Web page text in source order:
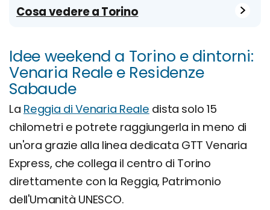
Cosa vedere a Torino
Idee weekend a Torino e dintorni:
Venaria Reale e Residenze
Sabaude
La Reggia di Venaria Reale dista solo 15
chilometri e potrete raggiungerla in meno di
un'ora grazie alla linea dedicata GTT Venaria
Express, che collega il centro di Torino
direttamente con la Reggia, Patrimonio
dell'Umanità UNESCO.